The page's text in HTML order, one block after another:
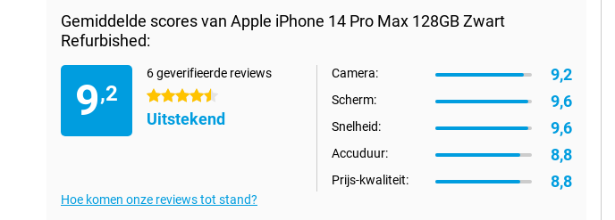
Gemiddelde scores van Apple iPhone 14 Pro Max 128GB Zwart
Refurbished:
9,2
6 geverifieerde reviews
4.5 sterren
Uitstekend
Camera: 9,2
Scherm: 9,6
Snelheid: 9,6
Accuduur: 8,8
Prijs-kwaliteit: 8,8
Hoe komen onze reviews tot stand?